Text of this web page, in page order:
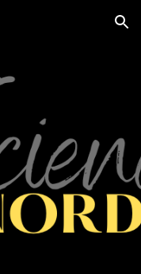
Skip to navigation